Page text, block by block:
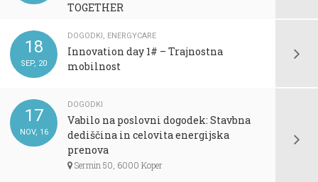
TOGETHER
18
SEP, 20
DOGODKI, ENERGYCARE
Innovation day 1# – Trajnostna
mobilnost
17
NOV, 16
DOGODKI
Vabilo na poslovni dogodek: Stavbna
dediščina in celovita energijska
prenova
Sermin 50, 6000 Koper